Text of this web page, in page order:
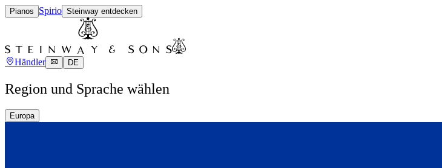
Pianos Spirio Steinway entdecken
Händler DE
Region und Sprache wählen
Europa